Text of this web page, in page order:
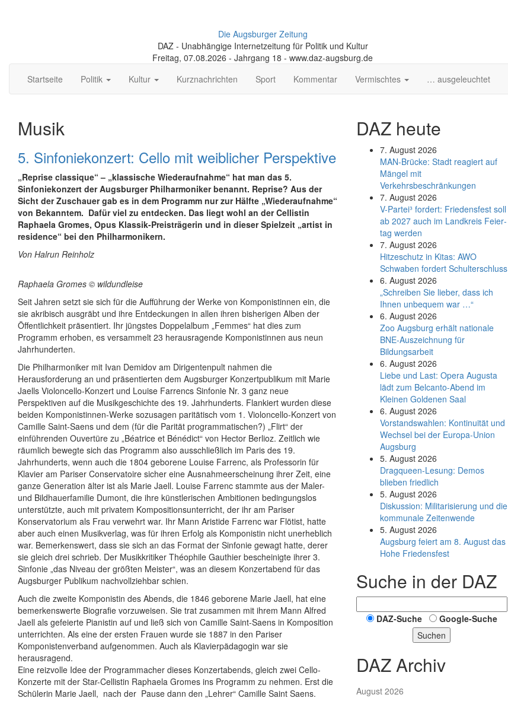
Die Augsburger Zeitung
DAZ - Unabhängige Internetzeitung für Politik und Kultur
Freitag, 07.08.2026 - Jahrgang 18 - www.daz-augsburg.de
Startseite
Politik Kultur Kurznachrichten Sport Kommentar Vermischtes … ausgeleuchtet
Musik
5. Sinfoniekonzert: Cello mit weiblicher Perspektive
„Reprise classique“ – „klassische Wiederaufnahme“ hat man das 5.
Sinfoniekonzert der Augsburger Philharmoniker benannt. Reprise? Aus der
Sicht der Zuschauer gab es in dem Programm nur zur Hälfte „Wiederaufnahme“
von Bekanntem. Dafür viel zu entdecken. Das liegt wohl an der Cellistin
Raphaela Gromes, Opus Klassik-Preisträgerin und in dieser Spielzeit „artist in
residence“ bei den Philharmonikern.
Von Halrun Reinholz
Raphaela Gromes © wildundleise
Seit Jahren setzt sie sich für die Aufführung der Werke von Komponistinnen ein, die
sie akribisch ausgräbt und ihre Entdeckungen in allen ihren bisherigen Alben der
Öffentlichkeit präsentiert. Ihr jüngstes Doppelalbum „Femmes“ hat dies zum
Programm erhoben, es versammelt 23 herausragende Komponistinnen aus neun
Jahrhunderten.
Die Philharmoniker mit Ivan Demidov am Dirigentenpult nahmen die
Herausforderung an und präsentierten dem Augsburger Konzertpublikum mit Marie
Jaells Violoncello-Konzert und Louise Farrencs Sinfonie Nr. 3 ganz neue
Perspektiven auf die Musikgeschichte des 19. Jahrhunderts. Flankiert wurden diese
beiden Komponistinnen-Werke sozusagen paritätisch vom 1. Violoncello-Konzert von
Camille Saint-Saens und dem (für die Parität programmatischen?) „Flirt“ der
einführenden Ouvertüre zu „Béatrice et Bénédict“ von Hector Berlioz. Zeitlich wie
räumlich bewegte sich das Programm also ausschließlich im Paris des 19.
Jahrhunderts, wenn auch die 1804 geborene Louise Farrenc, als Professorin für
Klavier am Pariser Conservatoire sicher eine Ausnahmeerscheinung ihrer Zeit, eine
ganze Generation älter ist als Marie Jaell. Louise Farrenc stammte aus der Maler-
und Bildhauerfamilie Dumont, die ihre künstlerischen Ambitionen bedingungslos
unterstützte, auch mit privatem Kompositionsunterricht, der ihr am Pariser
Konservatorium als Frau verwehrt war. Ihr Mann Aristide Farrenc war Flötist, hatte
aber auch einen Musikverlag, was für ihren Erfolg als Komponistin nicht unerheblich
war. Bemerkenswert, dass sie sich an das Format der Sinfonie gewagt hatte, derer
sie gleich drei schrieb. Der Musikkritiker Théophile Gauthier bescheinigte ihrer 3.
Sinfonie „das Niveau der größten Meister“, was an diesem Konzertabend für das
Augsburger Publikum nachvollziehbar schien.
Auch die zweite Komponistin des Abends, die 1846 geborene Marie Jaell, hat eine
bemerkenswerte Biografie vorzuweisen. Sie trat zusammen mit ihrem Mann Alfred
Jaell als gefeierte Pianistin auf und ließ sich von Camille Saint-Saens in Komposition
unterrichten. Als eine der ersten Frauen wurde sie 1887 in den Pariser
Komponistenverband aufgenommen. Auch als Klavierpädagogin war sie
herausragend.
Eine reizvolle Idee der Programmacher dieses Konzertabends, gleich zwei Cello-
Konzerte mit der Star-Cellistin Raphaela Gromes ins Programm zu nehmen. Erst die
Schülerin Marie Jaell, nach der Pause dann den „Lehrer“ Camille Saint Saens.
DAZ heute
7. August 2026
MAN-Brücke: Stadt reagiert auf
Mängel mit
Verkehrsbeschränkungen
7. August 2026
V-Partei­³ fordert: Friedens­fest soll
ab 2027 auch im Land­kreis Feier­
tag werden
7. August 2026
Hitzeschutz in Kitas: AWO
Schwaben fordert Schulterschluss
6. August 2026
„Schreiben Sie lieber, dass ich
Ihnen unbequem war …“
6. August 2026
Zoo Augsburg erhält nationale
BNE-Auszeichnung für
Bildungsarbeit
6. August 2026
Liebe und Last: Opera Augusta
lädt zum Belcanto-Abend im
Kleinen Goldenen Saal
6. August 2026
Vorstandswahlen: Kontinuität und
Wechsel bei der Europa-Union
Augsburg
5. August 2026
Dragqueen-Lesung: Demos
blieben friedlich
5. August 2026
Diskussion: Mi­li­ta­ri­sie­rung und die
kommunale Zeitenwende
5. August 2026
Augsburg feiert am 8. August das
Hohe Friedensfest
Suche in der DAZ
DAZ-Suche
Google-Suche
Suchen
DAZ Archiv
August 2026